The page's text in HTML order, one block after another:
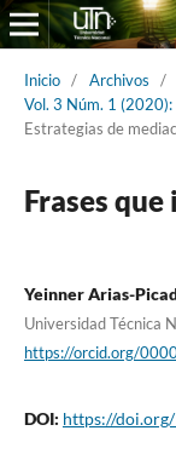
Inicio / Archivos
/
Vol. 3 Núm. 1
Estrategias de
Frases
Yeinner Arias-
Universidad Técnica
https://orcid.org/
DOI: https://